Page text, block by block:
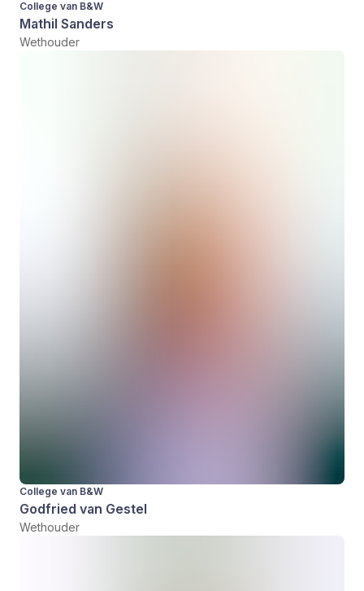
College van B&W
Mathil Sanders
Wethouder
College van B&W
Godfried van Gestel
Wethouder